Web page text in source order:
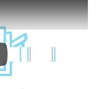
oczyscic zeskanowane pliki